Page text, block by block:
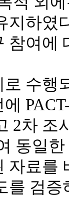
지하였
참여에
수행
2차 조
동일
자료를
를 검증